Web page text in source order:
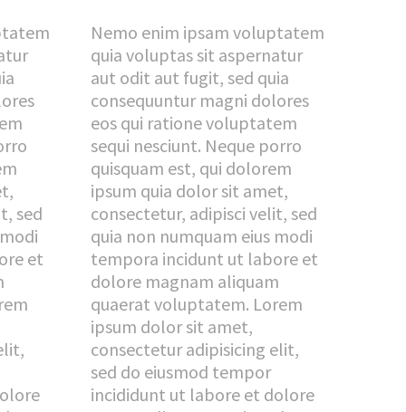
sed
et
Nemo enim ipsam voluptatem
quia voluptas sit aspernatur
aut odit aut fugit, sed quia
consequuntur magni dolores
eos qui ratione voluptatem
sequi nesciunt. Neque porro
quisquam est, qui dolorem
ipsum quia dolor sit amet,
consectetur, adipisci velit, sed
quia non numquam eius modi
tempora incidunt ut labore et
dolore magnam aliquam
quaerat voluptatem. Lorem
ipsum dolor sit amet,
consectetur adipisicing elit,
sed do eiusmod tempor
incididunt ut labore et dolore